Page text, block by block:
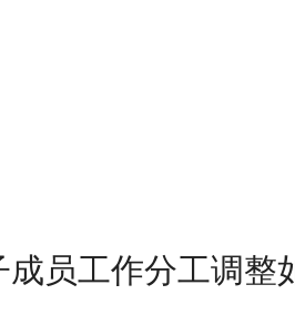
员工作分工调整